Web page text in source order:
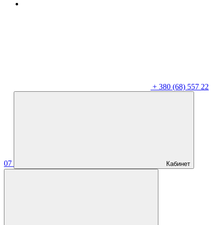
+ 380 (68) 557 22
07 Кабинет